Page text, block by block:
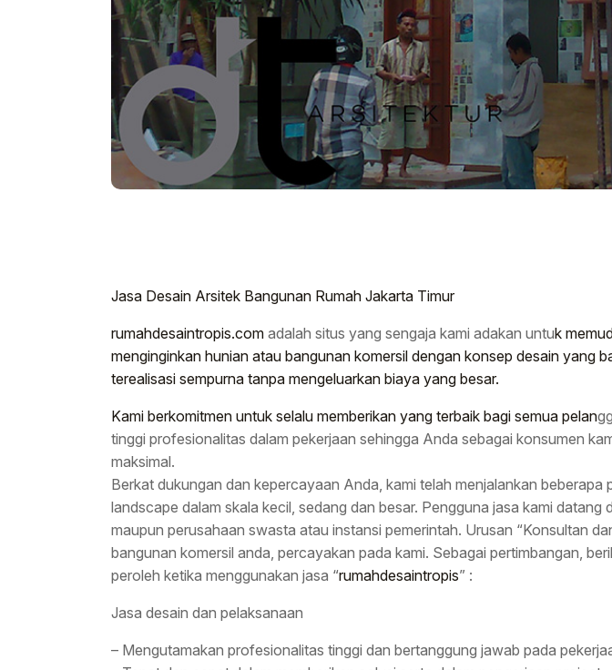
Jasa Desain Arsitek Bangunan Rumah Jakarta Timur
rumahdesaintropis.com adalah situs yang sengaja kami adakan untuk
menginginkan hunian atau bangunan komersil dengan konsep desain yang
terealisasi sempurna tanpa mengeluarkan biaya yang besar.
Kami berkomitmen untuk selalu memberikan yang terbaik bagi semua pelan
tinggi profesionalitas dalam pekerjaan sehingga Anda sebagai konsumen
maksimal.
Berkat dukungan dan kepercayaan Anda, kami telah menjalankan beberapa
landscape dalam skala kecil, sedang dan besar. Pengguna jasa kami datang
maupun perusahaan swasta atau instansi pemerintah. Urusan “Konsultan
bangunan komersil anda, percayakan pada kami. Sebagai pertimbangan,
peroleh ketika menggunakan jasa “rumahdesaintropis” :
Jasa desain dan pelaksanaan
– Mengutamakan profesionalitas tinggi dan bertanggung jawab pada